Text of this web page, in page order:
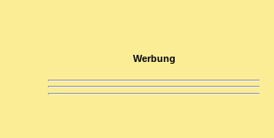
Werbung